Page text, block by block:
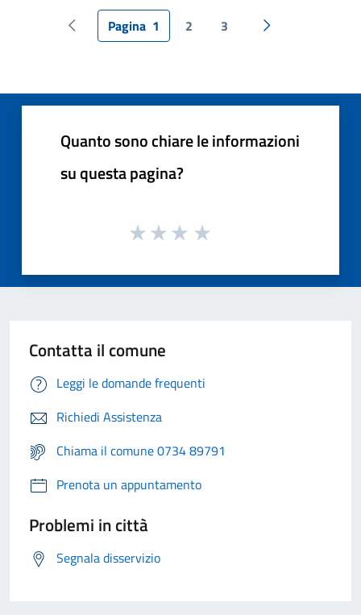
Pagina precedente
Pagina 1 2 3 Pagina
Quanto sono chiare le informazioni
su questa pagina?
Contatta il comune
Leggi le domande frequenti
Richiedi Assistenza
Chiama il comune 0734 89791
Prenota un appuntamento
Problemi in città
Segnala disservizio